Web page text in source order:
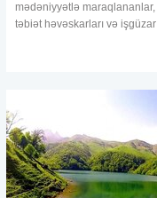
mədəniyyətlə maraqlananlar,
təbiət həvəskarları və işgüzar